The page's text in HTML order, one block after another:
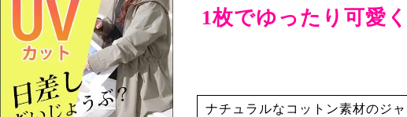
1枚でゆったり可愛
ナチュラルなコットン素材のジ